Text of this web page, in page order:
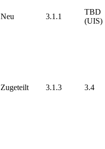
Neu 3.1.1
TBD
(UIS)
Zugeteilt 3.1.3 3.4